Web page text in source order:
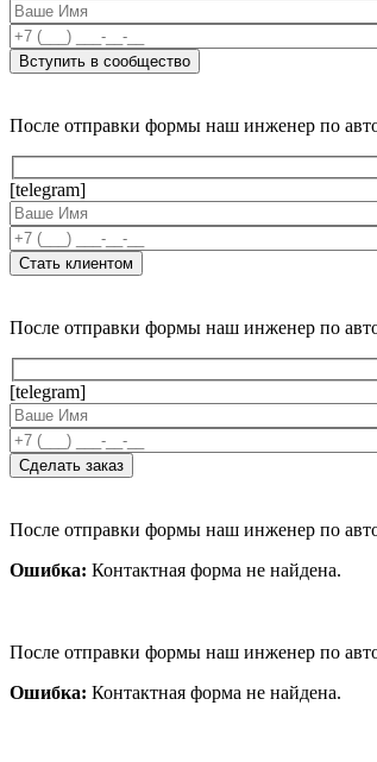
После отправки формы наш инженер по
[telegram]
После отправки формы наш инженер по
[telegram]
После отправки формы наш инженер по
Ошибка: Контактная форма не найдена.
После отправки формы наш инженер по
Ошибка: Контактная форма не найдена.